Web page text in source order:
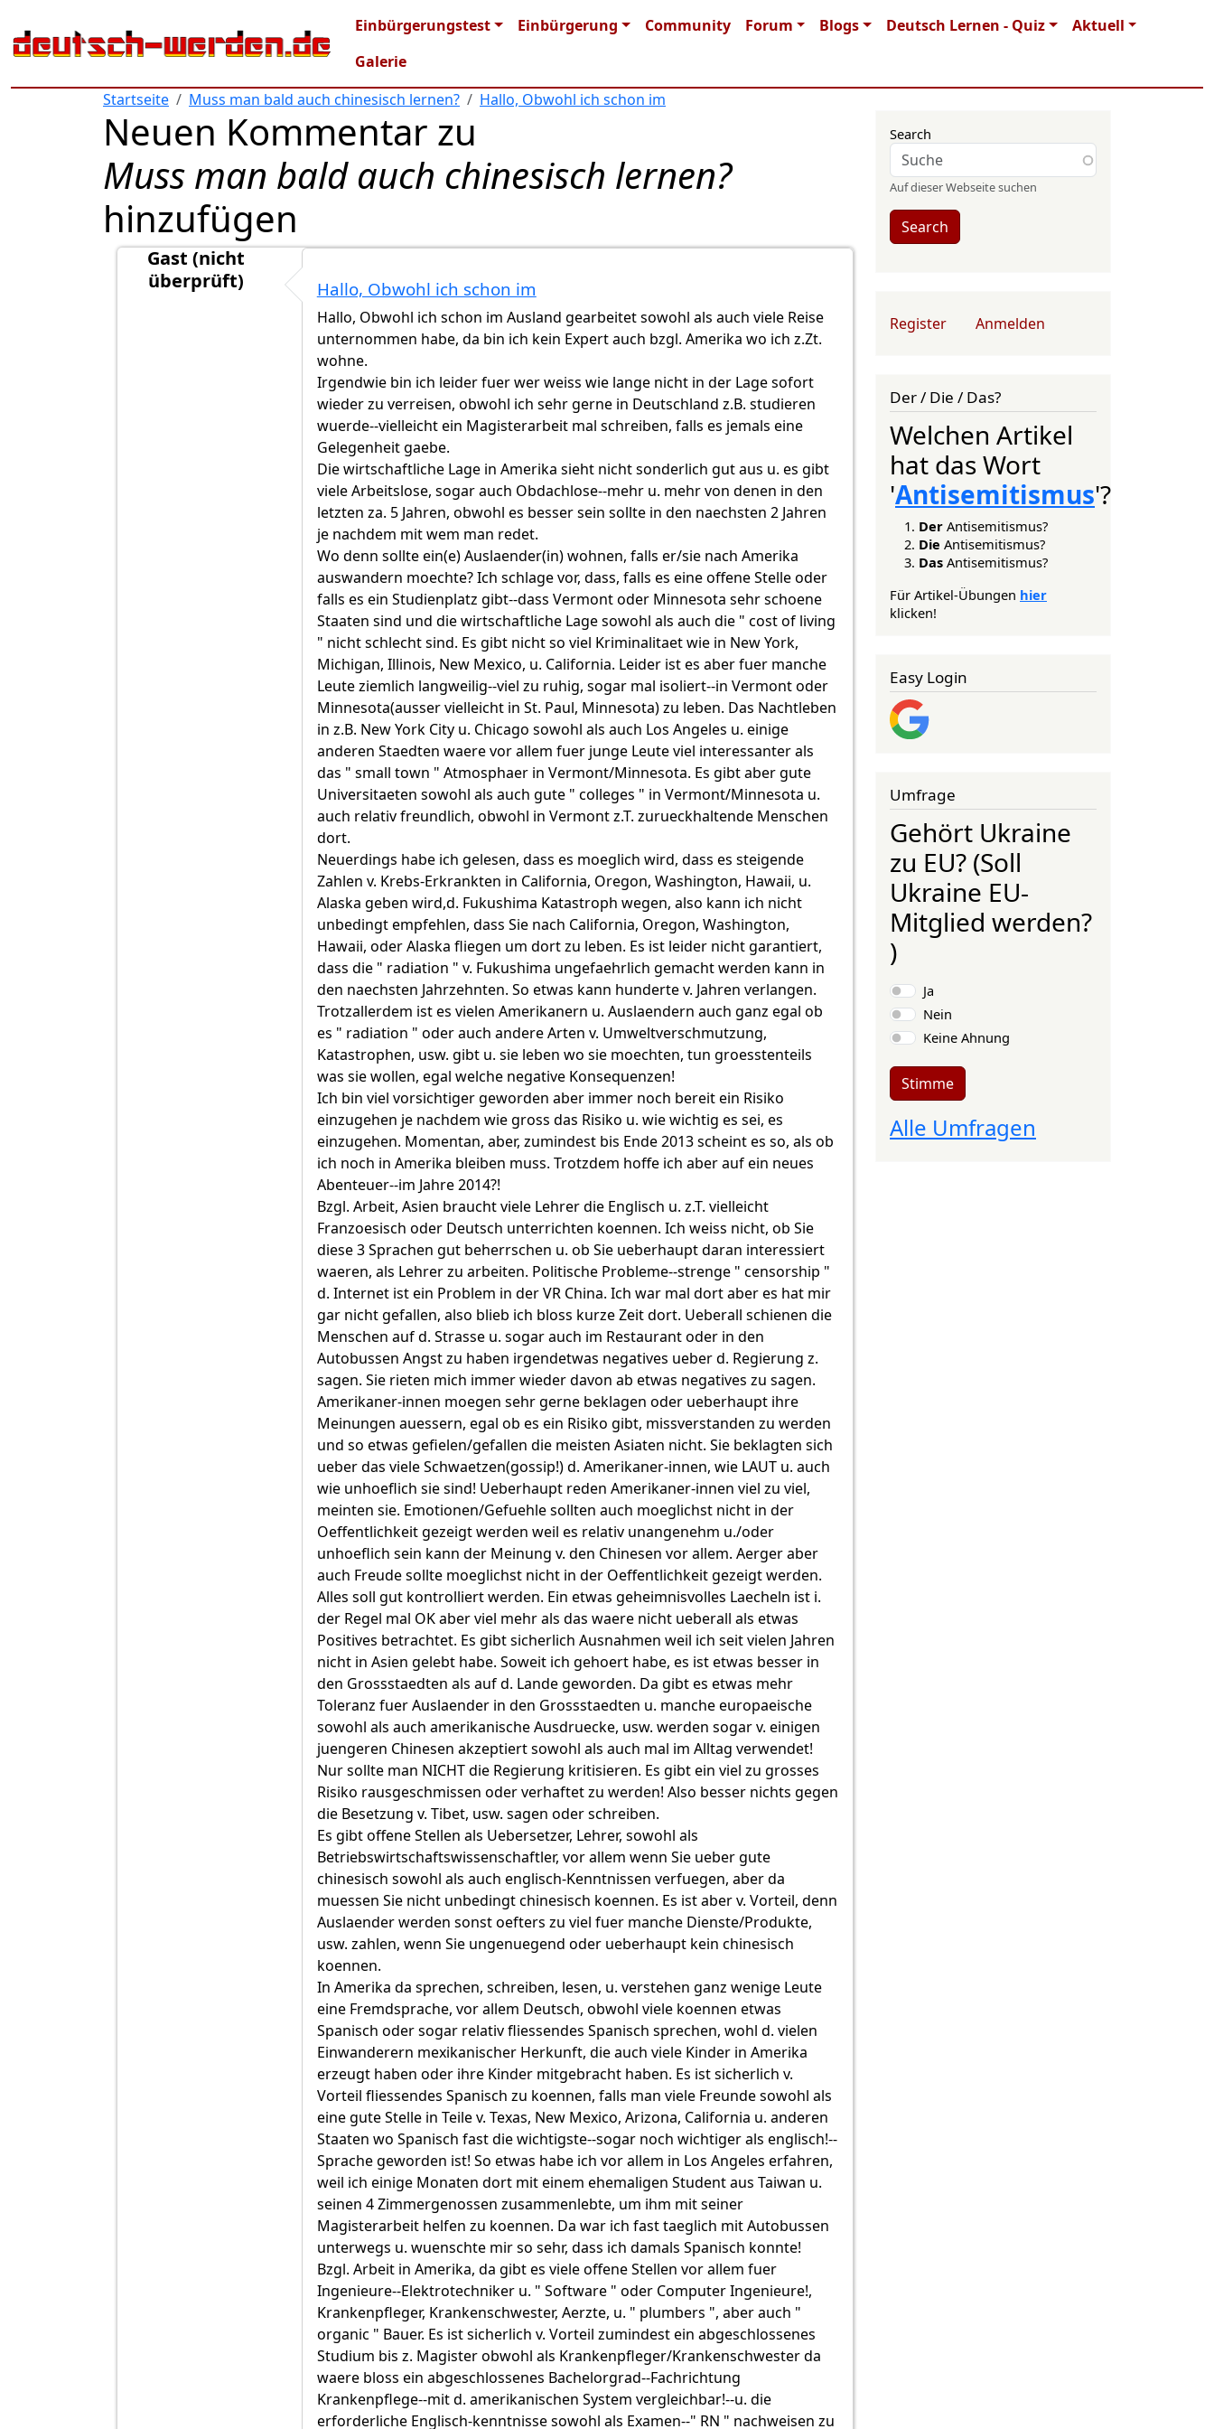
Main navigation
Einbürgerungstest Einbürgerung Community Forum Blogs Deutsch Lernen - Quiz
Aktuell
Galerie
Startseite
Muss man bald auch chinesisch lernen? Hallo, Obwohl ich schon im
Neuen Kommentar zu
Muss man bald auch chinesisch lernen?
hinzufügen
Gast (nicht
überprüft)
Hallo Chris, ich habe einigevonMiri (nicht überprüft)
Hallo, Obwohl ich schon im
Hallo, Obwohl ich schon im Ausland gearbeitet sowohl als auch viele Reise
unternommen habe, da bin ich kein Expert auch bzgl. Amerika wo ich z.Zt.
wohne.
Irgendwie bin ich leider fuer wer weiss wie lange nicht in der Lage sofort
wieder zu verreisen, obwohl ich sehr gerne in Deutschland z.B. studieren
wuerde--vielleicht ein Magisterarbeit mal schreiben, falls es jemals eine
Gelegenheit gaebe.
Die wirtschaftliche Lage in Amerika sieht nicht sonderlich gut aus u. es gibt
viele Arbeitslose, sogar auch Obdachlose--mehr u. mehr von denen in den
letzten za. 5 Jahren, obwohl es besser sein sollte in den naechsten 2 Jahren
je nachdem mit wem man redet.
Wo denn sollte ein(e) Auslaender(in) wohnen, falls er/sie nach Amerika
auswandern moechte? Ich schlage vor, dass, falls es eine offene Stelle oder
falls es ein Studienplatz gibt--dass Vermont oder Minnesota sehr schoene
Staaten sind und die wirtschaftliche Lage sowohl als auch die " cost of living
" nicht schlecht sind. Es gibt nicht so viel Kriminalitaet wie in New York,
Michigan, Illinois, New Mexico, u. California. Leider ist es aber fuer manche
Leute ziemlich langweilig--viel zu ruhig, sogar mal isoliert--in Vermont oder
Minnesota(ausser vielleicht in St. Paul, Minnesota) zu leben. Das Nachtleben
in z.B. New York City u. Chicago sowohl als auch Los Angeles u. einige
anderen Staedten waere vor allem fuer junge Leute viel interessanter als
das " small town " Atmosphaer in Vermont/Minnesota. Es gibt aber gute
Universitaeten sowohl als auch gute " colleges " in Vermont/Minnesota u.
auch relativ freundlich, obwohl in Vermont z.T. zurueckhaltende Menschen
dort.
Neuerdings habe ich gelesen, dass es moeglich wird, dass es steigende
Zahlen v. Krebs-Erkrankten in California, Oregon, Washington, Hawaii, u.
Alaska geben wird,d. Fukushima Katastroph wegen, also kann ich nicht
unbedingt empfehlen, dass Sie nach California, Oregon, Washington,
Hawaii, oder Alaska fliegen um dort zu leben. Es ist leider nicht garantiert,
dass die " radiation " v. Fukushima ungefaehrlich gemacht werden kann in
den naechsten Jahrzehnten. So etwas kann hunderte v. Jahren verlangen.
Trotzallerdem ist es vielen Amerikanern u. Auslaendern auch ganz egal ob
es " radiation " oder auch andere Arten v. Umweltverschmutzung,
Katastrophen, usw. gibt u. sie leben wo sie moechten, tun groesstenteils
was sie wollen, egal welche negative Konsequenzen!
Ich bin viel vorsichtiger geworden aber immer noch bereit ein Risiko
einzugehen je nachdem wie gross das Risiko u. wie wichtig es sei, es
einzugehen. Momentan, aber, zumindest bis Ende 2013 scheint es so, als ob
ich noch in Amerika bleiben muss. Trotzdem hoffe ich aber auf ein neues
Abenteuer--im Jahre 2014?!
Bzgl. Arbeit, Asien braucht viele Lehrer die Englisch u. z.T. vielleicht
Franzoesisch oder Deutsch unterrichten koennen. Ich weiss nicht, ob Sie
diese 3 Sprachen gut beherrschen u. ob Sie ueberhaupt daran interessiert
waeren, als Lehrer zu arbeiten. Politische Probleme--strenge " censorship "
d. Internet ist ein Problem in der VR China. Ich war mal dort aber es hat mir
gar nicht gefallen, also blieb ich bloss kurze Zeit dort. Ueberall schienen die
Menschen auf d. Strasse u. sogar auch im Restaurant oder in den
Autobussen Angst zu haben irgendetwas negatives ueber d. Regierung z.
sagen. Sie rieten mich immer wieder davon ab etwas negatives zu sagen.
Amerikaner-innen moegen sehr gerne beklagen oder ueberhaupt ihre
Meinungen auessern, egal ob es ein Risiko gibt, missverstanden zu werden
und so etwas gefielen/gefallen die meisten Asiaten nicht. Sie beklagten sich
ueber das viele Schwaetzen(gossip!) d. Amerikaner-innen, wie LAUT u. auch
wie unhoeflich sie sind! Ueberhaupt reden Amerikaner-innen viel zu viel,
meinten sie. Emotionen/Gefuehle sollten auch moeglichst nicht in der
Oeffentlichkeit gezeigt werden weil es relativ unangenehm u./oder
unhoeflich sein kann der Meinung v. den Chinesen vor allem. Aerger aber
auch Freude sollte moeglichst nicht in der Oeffentlichkeit gezeigt werden.
Alles soll gut kontrolliert werden. Ein etwas geheimnisvolles Laecheln ist i.
der Regel mal OK aber viel mehr als das waere nicht ueberall als etwas
Positives betrachtet. Es gibt sicherlich Ausnahmen weil ich seit vielen Jahren
nicht in Asien gelebt habe. Soweit ich gehoert habe, es ist etwas besser in
den Grossstaedten als auf d. Lande geworden. Da gibt es etwas mehr
Toleranz fuer Auslaender in den Grossstaedten u. manche europaeische
sowohl als auch amerikanische Ausdruecke, usw. werden sogar v. einigen
juengeren Chinesen akzeptiert sowohl als auch mal im Alltag verwendet!
Nur sollte man NICHT die Regierung kritisieren. Es gibt ein viel zu grosses
Risiko rausgeschmissen oder verhaftet zu werden! Also besser nichts gegen
die Besetzung v. Tibet, usw. sagen oder schreiben.
Es gibt offene Stellen als Uebersetzer, Lehrer, sowohl als
Betriebswirtschaftswissenschaftler, vor allem wenn Sie ueber gute
chinesisch sowohl als auch englisch-Kenntnissen verfuegen, aber da
muessen Sie nicht unbedingt chinesisch koennen. Es ist aber v. Vorteil, denn
Auslaender werden sonst oefters zu viel fuer manche Dienste/Produkte,
usw. zahlen, wenn Sie ungenuegend oder ueberhaupt kein chinesisch
koennen.
In Amerika da sprechen, schreiben, lesen, u. verstehen ganz wenige Leute
eine Fremdsprache, vor allem Deutsch, obwohl viele koennen etwas
Spanisch oder sogar relativ fliessendes Spanisch sprechen, wohl d. vielen
Einwanderern mexikanischer Herkunft, die auch viele Kinder in Amerika
erzeugt haben oder ihre Kinder mitgebracht haben. Es ist sicherlich v.
Vorteil fliessendes Spanisch zu koennen, falls man viele Freunde sowohl als
eine gute Stelle in Teile v. Texas, New Mexico, Arizona, California u. anderen
Staaten wo Spanisch fast die wichtigste--sogar noch wichtiger als englisch!--
Sprache geworden ist! So etwas habe ich vor allem in Los Angeles erfahren,
weil ich einige Monaten dort mit einem ehemaligen Student aus Taiwan u.
seinen 4 Zimmergenossen zusammenlebte, um ihm mit seiner
Magisterarbeit helfen zu koennen. Da war ich fast taeglich mit Autobussen
unterwegs u. wuenschte mir so sehr, dass ich damals Spanisch konnte!
Bzgl. Arbeit in Amerika, da gibt es viele offene Stellen vor allem fuer
Ingenieure--Elektrotechniker u. " Software " oder Computer Ingenieure!,
Krankenpfleger, Krankenschwester, Aerzte, u. " plumbers ", aber auch "
organic " Bauer. Es ist sicherlich v. Vorteil zumindest ein abgeschlossenes
Studium bis z. Magister obwohl als Krankenpfleger/Krankenschwester da
waere bloss ein abgeschlossenes Bachelorgrad--Fachrichtung
Krankenpflege--mit d. amerikanischen System vergleichbar!--u. die
erforderliche Englisch-kenntnisse sowohl als Examen--" RN " nachweisen zu
Search
Auf dieser Webseite suchen
Search
User account menu
Register Anmelden
Der / Die / Das?
Welchen Artikel
hat das Wort
'Antisemitismus'?
Der Antisemitismus?
Die Antisemitismus?
Das Antisemitismus?
Für Artikel-Übungen hier
klicken!
Easy Login
Umfrage
Gehört Ukraine
zu EU? (Soll
Ukraine EU-
Mitglied werden?
)
Auswahlmöglichkeiten
Ja
Nein
Keine Ahnung
Stimme
Alle Umfragen